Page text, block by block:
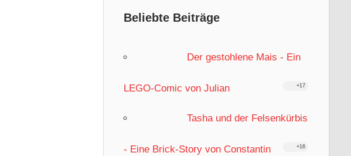
Beliebte Beiträge
Der gestohlene Mais - Ein
LEGO-Comic von Julian +17
Tasha und der Felsenkürbis
- Eine Brick-Story von Constantin +16